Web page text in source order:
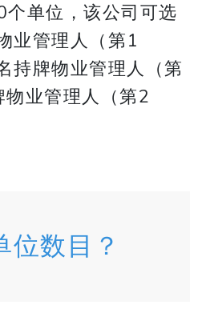
单位，该公司可选
业管理人（第1
持牌物业管理人（第
业管理人（第2
位数目？